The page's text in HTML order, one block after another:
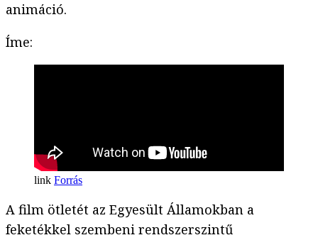
animáció.
Íme:
Forrás
A film ötletét az Egyesült Államokban a
feketékkel szembeni rendszerszintű